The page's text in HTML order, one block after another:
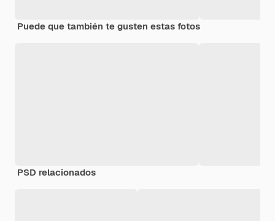
Puede que también te gusten estas fotos
PSD relacionados